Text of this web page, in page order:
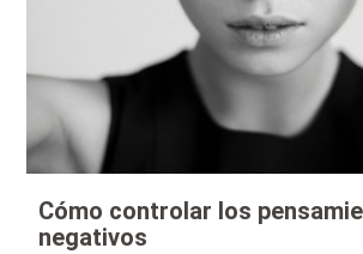
Cómo controlar los
negativos